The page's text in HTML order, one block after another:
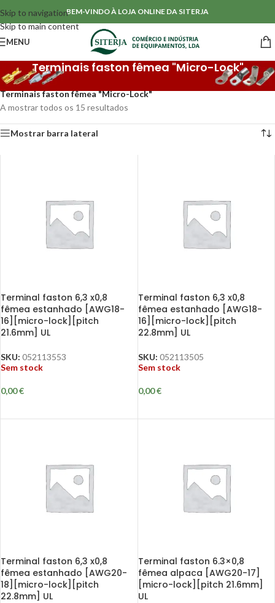
Skip to navigation
Skip to main content
BEM-VINDO À LOJA ONLINE DA SITERJA
MENU
Terminais faston fêmea "Micro-Lock"
Início/Terminais Sem Isolamento
/
Terminais faston fêmea "Micro-Lock"
A mostrar todos os 15 resultados
Mostrar barra lateral
Terminal faston 6,3 x0,8
fêmea estanhado [AWG18-
16][micro-lock][pitch
21.6mm] UL
SKU: 052113553
Sem stock
0,00€
Terminal faston 6,3 x0,8
fêmea estanhado [AWG18-
16][micro-lock][pitch
22.8mm] UL
SKU: 052113505
Sem stock
0,00€
Terminal faston 6,3 x0,8
fêmea estanhado [AWG20-
18][micro-lock][pitch
22.8mm] UL
Terminal faston 6.3×0,8
fêmea alpaca [AWG20-17]
[micro-lock][pitch 21.6mm]
UL